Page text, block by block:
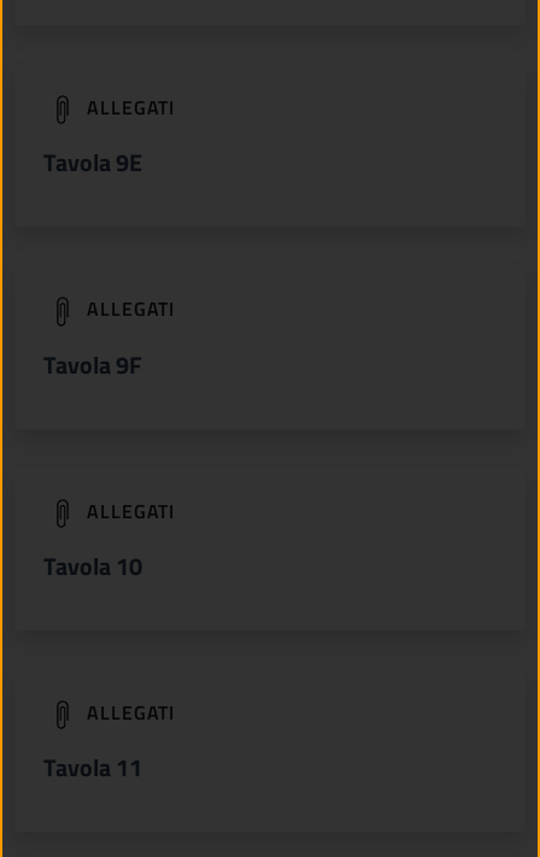
ALLEGATI
Tavola 9E
(apre in un'altra scheda).
ALLEGATI
Tavola 9F
(apre in un'altra scheda).
ALLEGATI
Tavola 10
(apre in un'altra scheda).
ALLEGATI
Tavola 11
(apre in un'altra scheda).